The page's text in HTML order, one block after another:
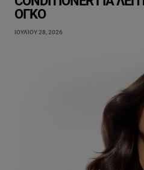
ΌΓΚΟ
ΙΟΥΛΊΟΥ 28, 2026